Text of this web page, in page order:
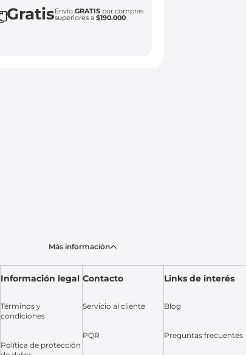
GratisEnvío GRATISpor compras
superiores a $190.000
Más información
Información legal
Términos y
condiciones
Política de protección
Contacto
Servicio al cliente
PQR
Links de interés
Blog
Preguntas frecuentes